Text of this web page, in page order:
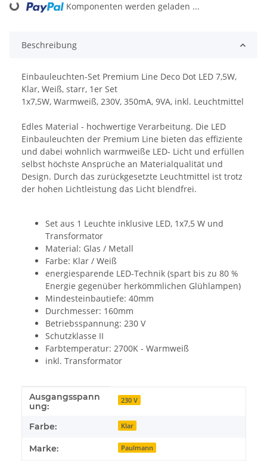
Loading... Komponenten werden geladen ...
Beschreibung
Einbauleuchten-Set Premium Line Deco Dot LED 7,5W,
Klar, Weiß, starr, 1er Set
1x7,5W, Warmweiß, 230V, 350mA, 9VA, inkl. Leuchtmittel
Edles Material - hochwertige Verarbeitung. Die LED
Einbauleuchten der Premium Line bieten das effiziente
und dabei wohnlich warmweiße LED- Licht und erfüllen
selbst höchste Ansprüche an Materialqualität und
Design. Durch das zurückgesetzte Leuchtmittel ist trotz
der hohen Lichtleistung das Licht blendfrei.
Set aus 1 Leuchte inklusive LED, 1x7,5 W und
Transformator
Material: Glas / Metall
Farbe: Klar / Weiß
energiesparende LED-Technik (spart bis zu 80 %
Energie gegenüber herkömmlichen Glühlampen)
Mindesteinbautiefe: 40mm
Durchmesser: 160mm
Betriebsspannung: 230 V
Schutzklasse II
Farbtemperatur: 2700K - Warmweiß
inkl. Transformator
Produkteigenschaft
Wert
Ausgangsspann
ung:
230 V
Farbe: Klar
Marke: Paulmann